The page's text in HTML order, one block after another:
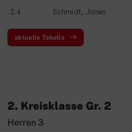
2.4
Schmidt, Jonas
aktuelle Tabelle
2. Kreisklasse Gr. 2
Herren 3
Trainingszeiten
Saison 2023/24